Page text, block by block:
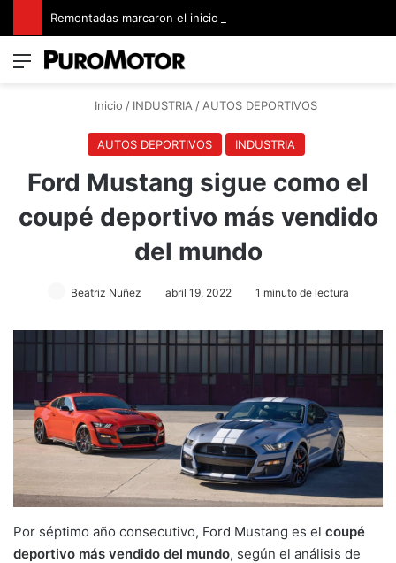
Menú
Inicio / INDUSTRIA / AUTOS DEPORTIVOS
AUTOS DEPORTIVOS INDUSTRIA
Ford Mustang sigue como el
coupé deportivo más vendido
del mundo
Beatriz Nuñez abril 19, 2022 1 minuto de lectura
Por séptimo año consecutivo, Ford Mustang es el coupé
deportivo más vendido del mundo, según el análisis de